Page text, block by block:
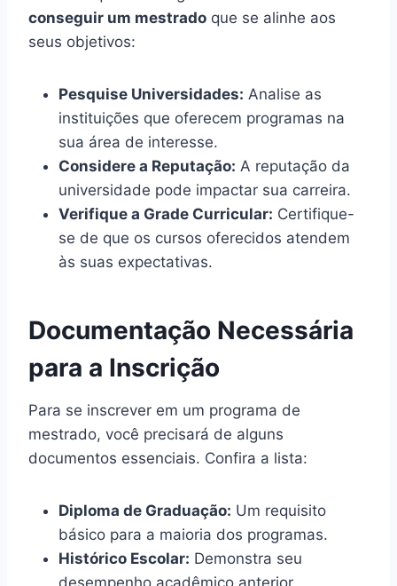
conseguir um mestrado que se alinhe aos
seus objetivos:
Pesquise Universidades: Analise as
instituições que oferecem programas na
sua área de interesse.
Considere a Reputação: A reputação da
universidade pode impactar sua carreira.
Verifique a Grade Curricular: Certifique-
se de que os cursos oferecidos atendem
às suas expectativas.
Documentação Necessária
para a Inscrição
Para se inscrever em um programa de
mestrado, você precisará de alguns
documentos essenciais. Confira a lista:
Diploma de Graduação: Um requisito
básico para a maioria dos programas.
Histórico Escolar: Demonstra seu
desempenho acadêmico anterior.